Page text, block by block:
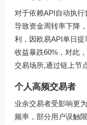
对于依赖API自动执
导致资金周转率下降
利，因欧易API单日提
收益暴跌60%，对此
交易场所,通过链上节
个人高频交易者
业余交易者受影响更
频率，部分用户误触